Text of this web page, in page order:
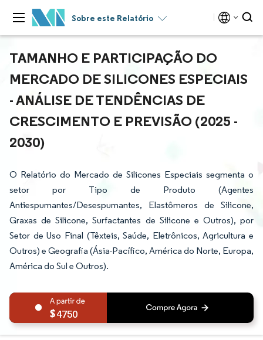
Sobre este Relatório
TAMANHO E PARTICIPAÇÃO DO
MERCADO DE SILICONES ESPECIAIS
- ANÁLISE DE TENDÊNCIAS DE
CRESCIMENTO E PREVISÃO (2025 -
2030)
O Relatório do Mercado de Silicones Especiais segmenta o
setor por Tipo de Produto (Agentes
Antiespumantes/Desespumantes, Elastômeros de Silicone,
Graxas de Silicone, Surfactantes de Silicone e Outros), por
Setor de Uso Final (Têxteis, Saúde, Eletrônicos, Agricultura e
Outros) e Geografia (Ásia-Pacífico, América do Norte, Europa,
América do Sul e Outros).
4750